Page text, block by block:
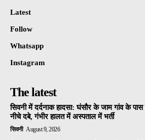
Latest
Follow
Whatsapp
Instagram
The latest
सिवनी में दर्दनाक हादसा: घंसौर के जाम गांव के
नीचे दबे, गंभीर हालत में अस्पताल में भर्ती
सिवनी August 9, 2026